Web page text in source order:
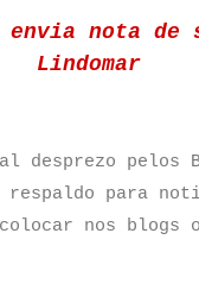
envia nota de
Lindomar
total desprezo
respaldo para
nos